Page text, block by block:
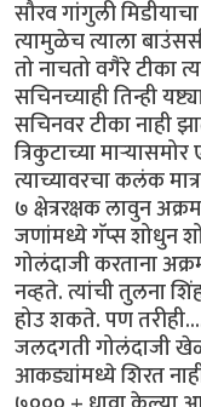
सौरव गांगुली
त्यामुळेच त्याला
तो नाचतो वगैरे टीका
सचिनच्याही तिन्ही
सचिनवर टीका नाही
त्रिकुटाच्या
त्याच्यावरचा कलंक
७ क्षेत्ररक्षक लावुन
जणांमध्ये गॅप्स शोधुन
गोलंदाजी करताना
नव्हते. त्यांची तुलना
होउ शकते. पण
जलदगती गोलंदाजी
आकड्यांमध्ये शिरत